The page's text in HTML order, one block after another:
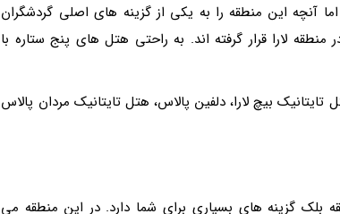
آنچه این منطقه را به یکی از گزینه های اصلی گردشگران
لارا قرار گرفته اند. به راحتی هتل های پنج ستاره با
می توان به هتل تایتانیک بیچ لارا، دلفین پالاس، هتل تایتانیک مردان پالاس
بلک گزینه های بسیاری برای شما دارد. در این منطقه می